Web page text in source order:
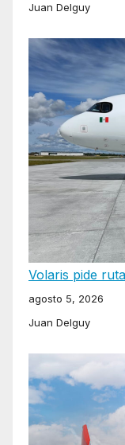
Juan Delguy
Volaris pide
agosto 5, 2026
Juan Delguy